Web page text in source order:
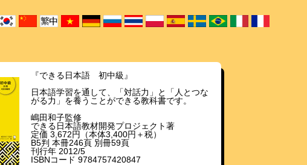
『できる日本語 初中級』
日本語学習を通して、「対話力」と「人とつな
がる力」を養うことができる教科書です。
嶋田和子監修
できる日本語教材開発プロジェクト著
定価 3,672円（本体3,400円＋税）
B5判 本冊246頁 別冊59頁
刊行年 2012/5
ISBNコード 9784757420847